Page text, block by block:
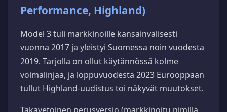
Performance, Highland)
Model 3 tuli markkinoille kansainvälisesti
vuonna 2017 ja yleistyi Suomessa noin vuodesta
2019. Tarjolla on ollut käytännössä kolme
voimalinjaa, ja loppuvuodesta 2023 Eurooppaan
tullut Highland-uudistus toi näkyvät muutokset.